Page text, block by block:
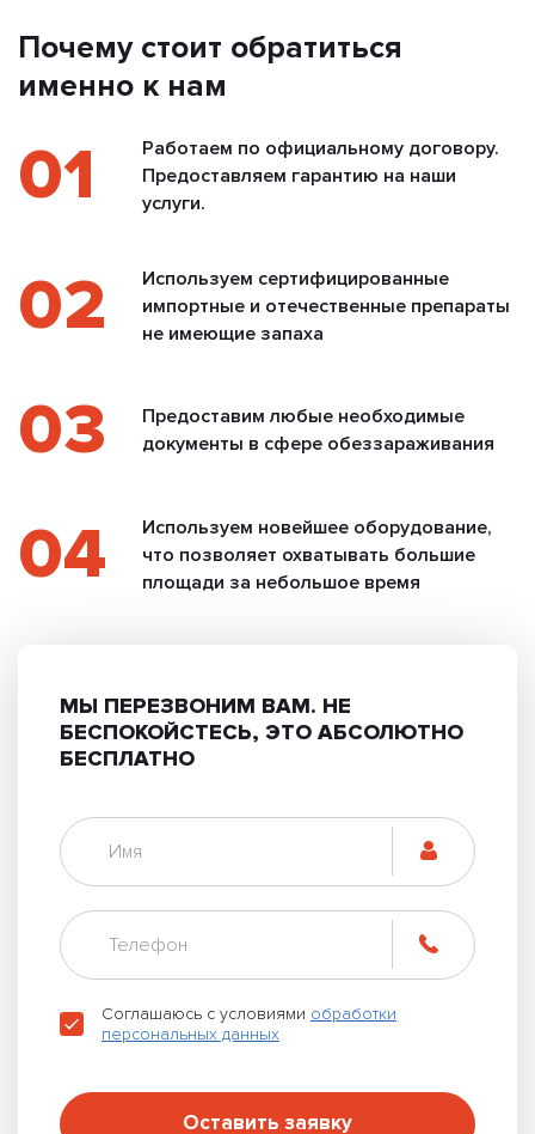
Почему стоит обратиться
именно к нам
01
Работаем по официальному договору.
Предоставляем гарантию на наши
услуги.
02
Используем сертифицированные
импортные и отечественные препараты
не имеющие запаха
03
Предоставим любые необходимые
документы в сфере обеззараживания
04
Используем новейшее оборудование,
что позволяет охватывать большие
площади за небольшое время
МЫ ПЕРЕЗВОНИМ ВАМ. НЕ
БЕСПОКОЙСТЕСЬ, ЭТО АБСОЛЮТНО
БЕСПЛАТНО
Соглашаюсь с условиями обработки
персональных данных
Оставить заявку